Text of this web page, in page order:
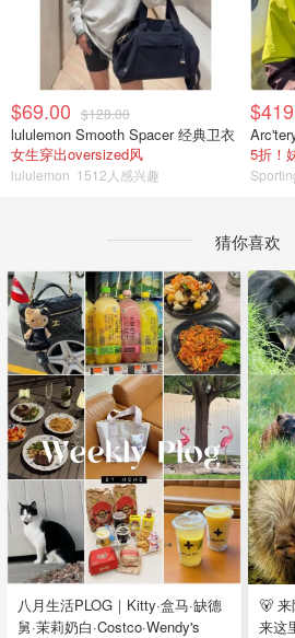
$69.00 $128.00
lululemon Smooth Spacer 经典卫衣
女生穿出oversized风
lululemon 1512人感兴趣
5折！
猜你喜欢
八月生活PLOG｜Kitty·盒马·缺德
舅·茉莉奶白·Costco·Wendy's
🐻 来
来这